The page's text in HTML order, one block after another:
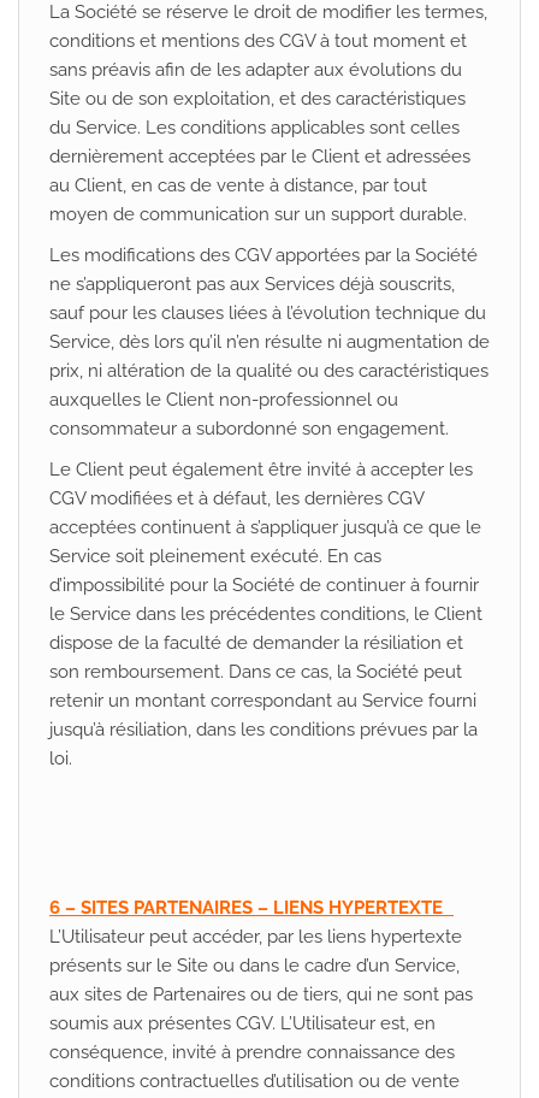
La Société se réserve le droit de modifier les termes,
conditions et mentions des CGV à tout moment et
sans préavis afin de les adapter aux évolutions du
Site ou de son exploitation, et des caractéristiques
du Service. Les conditions applicables sont celles
dernièrement acceptées par le Client et adressées
au Client, en cas de vente à distance, par tout
moyen de communication sur un support durable.
Les modifications des CGV apportées par la Société
ne s’appliqueront pas aux Services déjà souscrits,
sauf pour les clauses liées à l’évolution technique du
Service, dès lors qu’il n’en résulte ni augmentation de
prix, ni altération de la qualité ou des caractéristiques
auxquelles le Client non-professionnel ou
consommateur a subordonné son engagement.
Le Client peut également être invité à accepter les
CGV modifiées et à défaut, les dernières CGV
acceptées continuent à s’appliquer jusqu’à ce que le
Service soit pleinement exécuté. En cas
d’impossibilité pour la Société de continuer à fournir
le Service dans les précédentes conditions, le Client
dispose de la faculté de demander la résiliation et
son remboursement. Dans ce cas, la Société peut
retenir un montant correspondant au Service fourni
jusqu’à résiliation, dans les conditions prévues par la
loi.
6 – SITES PARTENAIRES – LIENS HYPERTEXTE
L’Utilisateur peut accéder, par les liens hypertexte
présents sur le Site ou dans le cadre d’un Service,
aux sites de Partenaires ou de tiers, qui ne sont pas
soumis aux présentes CGV. L’Utilisateur est, en
conséquence, invité à prendre connaissance des
conditions contractuelles d’utilisation ou de vente